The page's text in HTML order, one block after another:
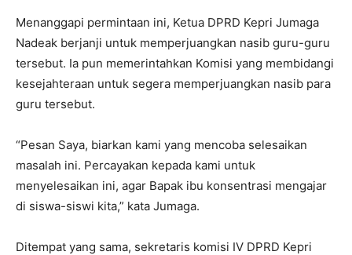
Menanggapi permintaan ini, Ketua DPRD Kepri Jumaga
Nadeak berjanji untuk memperjuangkan nasib guru-guru
tersebut. Ia pun memerintahkan Komisi yang membidangi
kesejahteraan untuk segera memperjuangkan nasib para
guru tersebut.
“Pesan Saya, biarkan kami yang mencoba selesaikan
masalah ini. Percayakan kepada kami untuk
menyelesaikan ini, agar Bapak ibu konsentrasi mengajar
di siswa-siswi kita,” kata Jumaga.
Ditempat yang sama, sekretaris komisi IV DPRD Kepri